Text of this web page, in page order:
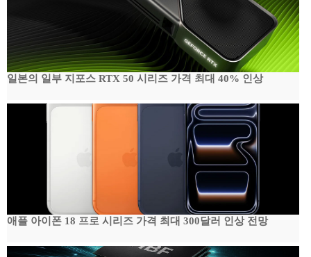
일본의 일부 지포스 RTX 50 시리즈 가격 최대 40% 인상
애플 아이폰 18 프로 시리즈 가격 최대 300달러 인상 전망